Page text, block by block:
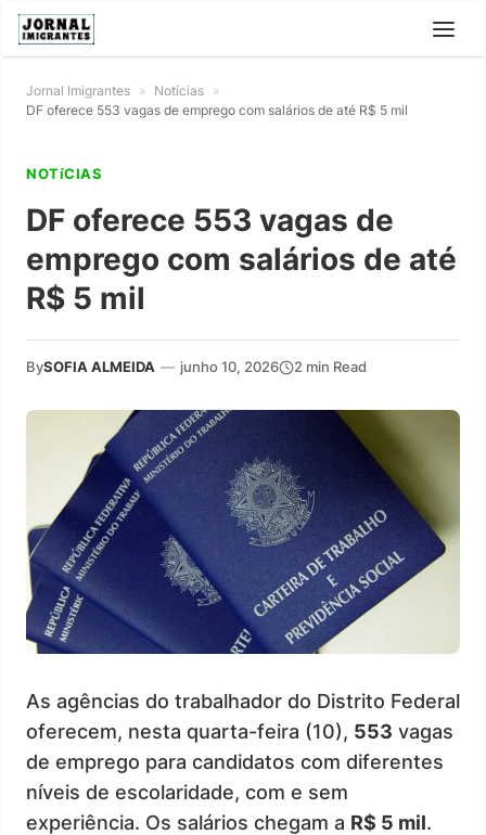
Jornal Imigrantes » Notícias »
DF oferece 553 vagas de emprego com salários de até R$ 5 mil
NOTíCIAS
DF oferece 553 vagas de
emprego com salários de até
R$ 5 mil
BySOFIA ALMEIDA — junho 10, 2026 2 min Read
As agências do trabalhador do Distrito Federal
oferecem, nesta quarta-feira (10), 553 vagas
de emprego para candidatos com diferentes
níveis de escolaridade, com e sem
experiência. Os salários chegam a R$ 5 mil.